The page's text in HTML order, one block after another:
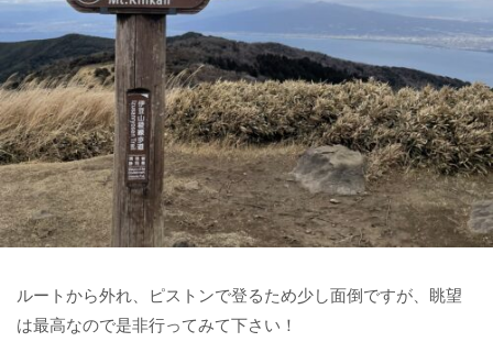
ルートから外れ、ピストンで登るため少し面倒ですが、眺望
は最高なので是非行ってみて下さい！